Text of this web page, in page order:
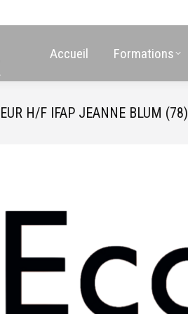
Accueil Formations
H/F IFAP JEANNE BLUM (78)